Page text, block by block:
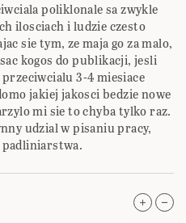
poliklonale sa zwykle
ilosciach i ludzie czesto
sie tym, ze maja go za malo,
kogos do publikacji, jesli
przeciwcialu 3-4 miesiace
jakiej jakosci bedzie nowe
mi sie to chyba tylko raz.
udzial w pisaniu pracy,
padliniarstwa.